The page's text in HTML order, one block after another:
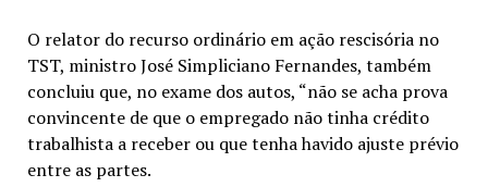
O relator do recurso ordinário em ação rescisória no
TST, ministro José Simpliciano Fernandes, também
concluiu que, no exame dos autos, “não se acha prova
convincente de que o empregado não tinha crédito
trabalhista a receber ou que tenha havido ajuste prévio
entre as partes.